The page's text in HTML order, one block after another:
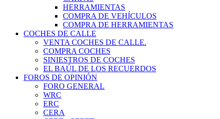
HERRAMIENTAS
COMPRA DE VEHÍCULOS
COMPRA DE HERRAMIENTAS
COCHES DE CALLE
VENTA COCHES DE CALLE.
COMPRA COCHES
SINIESTROS DE COCHES
EL BAÚL DE LOS RECUERDOS
FOROS DE OPINIÓN
FORO GENERAL
WRC
ERC
CERA